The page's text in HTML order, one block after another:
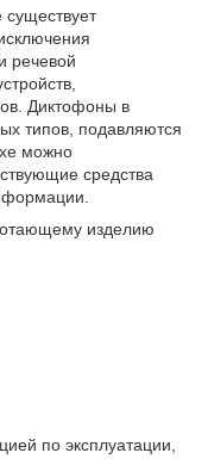
речевой
Диктофоны в
типов, подавляются
можно
средства
изделию
по эксплуатации,